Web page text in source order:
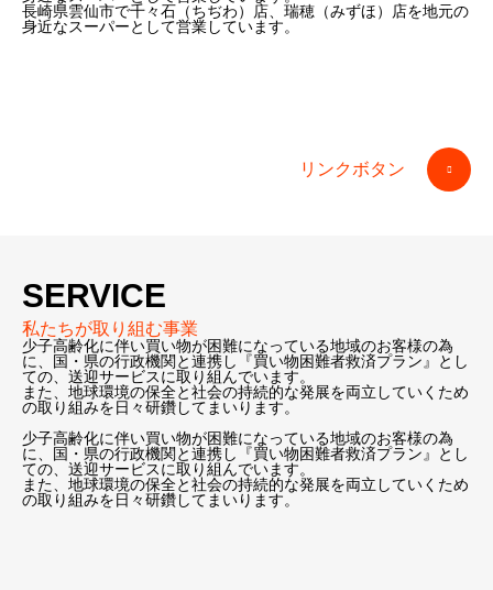
長崎県雲仙市で千々石（ちぢわ）店、瑞穂（みずほ）店を地元の
身近なスーパーとして営業しています。
リンクボタン
SERVICE
私たちが取り組む事業
少子高齢化に伴い買い物が困難になっている地域のお客様の為
に、国・県の行政機関と連携し『買い物困難者救済プラン』とし
ての、送迎サービスに取り組んでいます。
また、地球環境の保全と社会の持続的な発展を両立していくため
の取り組みを日々研鑽してまいります。
少子高齢化に伴い買い物が困難になっている地域のお客様の為
に、国・県の行政機関と連携し『買い物困難者救済プラン』とし
ての、送迎サービスに取り組んでいます。
また、地球環境の保全と社会の持続的な発展を両立していくため
の取り組みを日々研鑽してまいります。